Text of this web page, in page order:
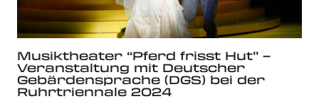
Musiktheater “Pferd frisst Hut” –
Veranstaltung mit Deutscher
Gebärdensprache (DGS) bei der
Ruhrtriennale 2024